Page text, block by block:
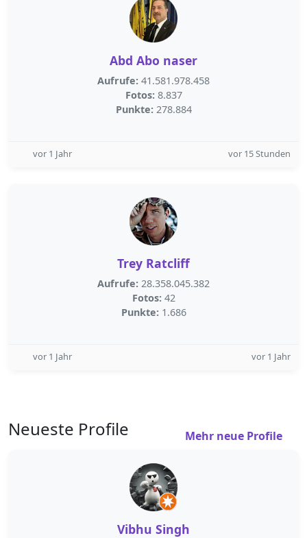
Abd Abo naser
Aufrufe: 41.581.978.458
Fotos: 8.837
Punkte: 278.884
vor 1 Jahr vor 15 Stunden
Trey Ratcliff
Aufrufe: 28.358.045.382
Fotos: 42
Punkte: 1.686
vor 1 Jahr vor 1 Jahr
Neueste Profile Mehr neue Profile
Vibhu Singh